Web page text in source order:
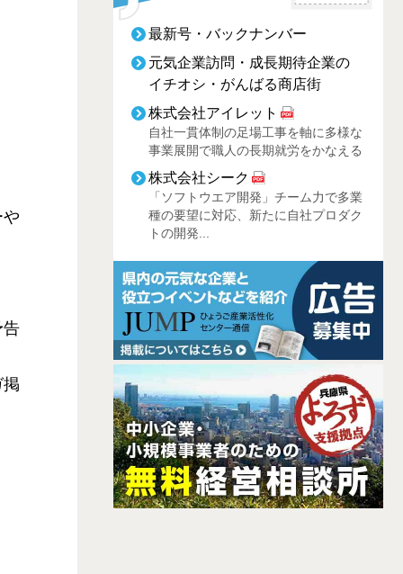
告
最新号・バックナンバー
元気企業訪問・成長期待企業の
イチオシ・がんばる商店街
株式会社アイレット
自社一貫体制の足場工事を軸に多様な
事業展開で職人の長期就労をかなえる
株式会社シーク
「ソフトウエア開発」チーム力で多業
種の要望に対応、新たに自社プロダク
トの開発...